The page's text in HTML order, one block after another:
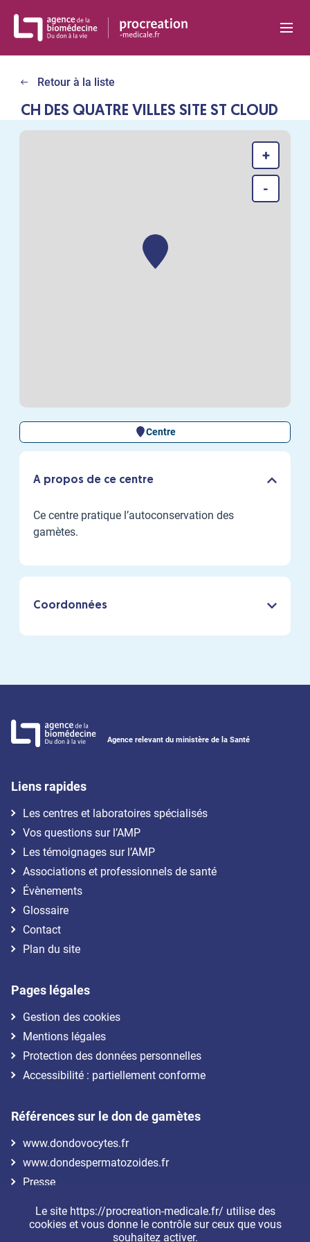
Le site https://procreation-medicale.fr/ utilise des
cookies et vous donne le contrôle sur ceux que vous
souhaitez activer.
Retour à la liste
CH DES QUATRE VILLES SITE ST CLOUD
+
-
Centre
A propos de ce centre
Ce centre pratique l’autoconservation des
gamètes.
Coordonnées
Agence relevant du ministère de la Santé
Liens rapides
Les centres et laboratoires spécialisés
Vos questions sur l’AMP
Les témoignages sur l’AMP
Associations et professionnels de santé
Évènements
Glossaire
Contact
Plan du site
Pages légales
Gestion des cookies
Mentions légales
Protection des données personnelles
Accessibilité : partiellement conforme
Références sur le don de gamètes
www.dondovocytes.fr
www.dondespermatozoides.fr
Presse
Nous suivre